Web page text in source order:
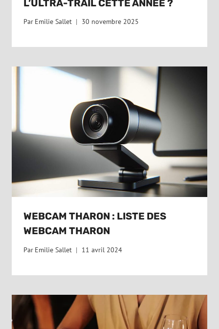
L’ULTRA-TRAIL CETTE ANNÉE ?
Par Emilie Sallet 30 novembre 2025
WEBCAM THARON : LISTE DES
WEBCAM THARON
Par Emilie Sallet 11 avril 2024